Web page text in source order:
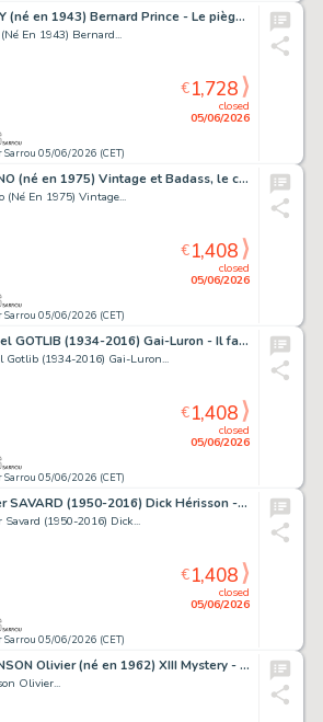
DANY (né en 1943) Bernard Prince - Le piège aux 100.000...
En 1943) Bernard...
Sarrou 05/06/2026 (CET)
closed
05/06/2026
€1,728
BRÜNO (né en 1975) Vintage et Badass, le cinéma de...
(Né En 1975) Vintage...
Sarrou 05/06/2026 (CET)
closed
05/06/2026
€1,408
Marcel GOTLIB (1934-2016) Gai-Luron - Il faut frapper! Encre...
Gotlib (1934-2016) Gai-Luron...
Sarrou 05/06/2026 (CET)
closed
05/06/2026
€1,408
Didier SAVARD (1950-2016) Dick Hérisson - Le tombeau...
Savard (1950-2016) Dick...
Sarrou 05/06/2026 (CET)
closed
05/06/2026
€1,408
GRENSON Olivier (né en 1962) XIII Mystery - Judith...
Olivier...